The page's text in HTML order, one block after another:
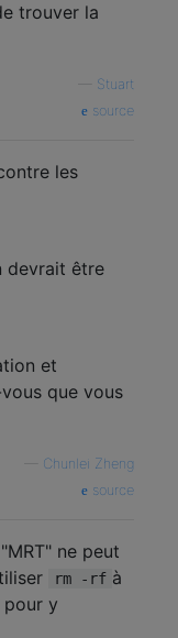
trouver la
Stuart
source
les
devrait être
et
que vous
Chunlei Zheng
source
ne peut
rm -rf à
pour y